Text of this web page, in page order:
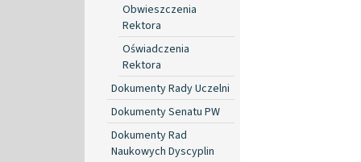
Obwieszczenia
Rektora
Oświadczenia
Rektora
Dokumenty Rady Uczelni
Dokumenty Senatu PW
Dokumenty Rad
Naukowych Dyscyplin